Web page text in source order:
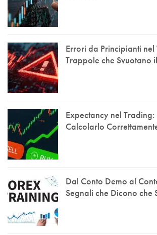
Errori da Principianti
Trappole che Svuotano
Expectancy nel Trading:
Calcolarlo
Dal Conto Demo al
Segnali che Dicono che